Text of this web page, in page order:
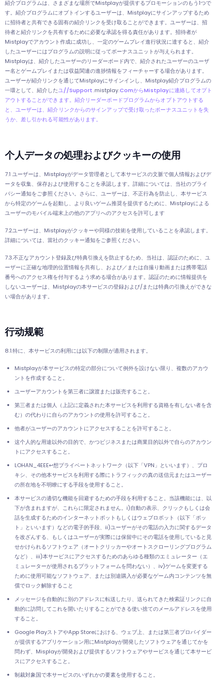
紹介プログラムは、さまざまな場所でMistplayが提供するプロモーションのもう1つで
す。紹介プログラムにオプトインするユーザーは、Mistplayにサインアップするため
に招待者と共有できる固有の紹介リンクを受け取ることができます。ユーザーは、招
待者と紹介リンクを共有するために必要な承認を得る責任があります。招待者が
Mistplayでアカウント作成に成功し、一定のゲームプレイ進行状況に達すると、紹介
したユーザーにはプログラムの説明に従ってボーナスユニットが与えられます。
Mistplayは、紹介したユーザーのリーダーボード内で、紹介されたユーザーのユーザ
ー名とゲームプレイまたは収益関連の進捗情報をフィーチャーする場合があります。
ユーザーが紹介リンクを通じてMistplayにサインインし、Mistplay紹介プログラムの
一環として、紹介したユ//support.mistplay.comからMistplayに連絡してオプト
アウトすることができます。紹介リーダーボードプログラムからオプトアウトする
と、ユーザーは、紹介リンクからのサインアップで受け取ったボーナスユニットを失
うか、差し引かれる可能性があります。
个人データの処理およびクッキーの使用
7.1 ユーザーは、Mistplayがデータ管理者として本サービスの文脈で個人情報およびデ
ータを収集、保存および使用することを承認します。詳細については、当社のプライ
バシー通知をご参照ください。さらに、ユーザーは、不正行為を防止し、本サービス
から特定のゲームを起動し、より良いゲーム推奨を提供するために、Mistplayによる
ユーザーのモバイル端末上の他のアプリへのアクセスを許可します
7.2ユーザーは、Mistplayがクッキーや同様の技術を使用していることを承認します。
詳細については、當社のクッキー通知をご参照ください。
7.3.不正なアカウント登録及び特典引換えを防止するため、当社は、認証のために、ユ
ーザーに正確な地理的位置情報を共有し、および／または自撮り動画または携帯電話
番号へのアクセス権を付与するよう求める場合があります。認証のために情報提供を
しないユーザーは、Mistplayの本サービスの登録および/または特典の引換えができな
い場合があります。
行动规範
8.1.特に、本サービスの利用には以下の制限が適用されます。
Mistplayが本サービスの特定の部分について例外を設けない限り、複数のアカウ
ントを作成すること。
ユーザーアカウントを第三者に譲渡または販売すること。
第三者または個人（上記に定義された本サービスを利用する資格を有しない者を含
む）の代わりに自らのアカウントの使用を許可すること。
他者がユーザーのアカウントにアクセスすることを許可すること。
这个人的な用途以外の目的で、かつビジネスまたは商業目的以外で自らのアカウン
トにアクセスすること。
LOHAN_4EEE↩想プライベートネットワーク（以下「VPN」といいます）、プロ
キシ、その他本サービスを利用する際にトラフィックの真の送信元またはユーザー
の所在地を不明瞭にする手段を使用すること。
本サービスの適切な機能を回避するための手段を利用すること。当該機能には、以
下が含まれますが、これらに限定されません。i)自動の表示、クリックもしくは会
話を生成するためのインターネットボットもしくはウェブロボット（以下「ボッ
ト」といいます）などの電子的手段、ii)ユーザーがその電話の入力に関するデータ
を改ざんする、もしくはユーザーが実際には保留中にその電話を使用していると見
せかけられるソフトウェア（オートクリッカーやオートスクローリングプログラム
など）、iii)本サービスにアクセスするためのあらゆる種類のエミュレーター（エ
ミュレーターが使用されるプラットフォームを問わない）、iv)ゲームを変更する
ために使用可能なソフトウェア、または別途購入が必要なゲーム内コンテンツを無
償でロック解除すること
メッセージを自動的に別のアドレスに転送したり、送られてきた検索証リンクに自
動的に訪問してこれを開いたりすることができる使い捨てのメールアドレスを使用
すること。
Google PlayストアやApp Storeにおける、ウェブ上、または第三者プロバイダー
が提供するアプリケーション用にMistplayが開発したソフトウェアを通じてかを
問わず、Misplayが開発および提供するソフトウェアやサービスを通じて本サービ
スにアクセスすること。
制裁対象国で本サービスのいずれかの要素を使用すること。